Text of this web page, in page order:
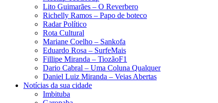
Lito Guimarães – O Reverbero
Richelly Ramos​ – Papo de boteco
Radar Político
Rota Cultural
Mariane Coelho – Sankofa
Eduardo Rosa​ – SurfeMais
Fillipe Miranda – TiozãoF1
Dario Cabral – Uma Coluna Qualquer
Daniel Luiz Miranda – Veias Abertas
Notícias da sua cidade
Imbituba